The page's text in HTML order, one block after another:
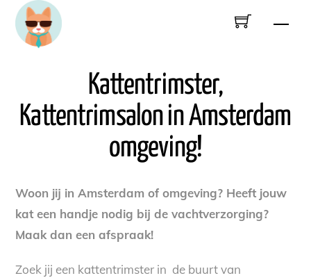
Skip
content
Kattentrimster,
Kattentrimsalon in Amsterdam
omgeving!
Woon jij in Amsterdam of omgeving? Heeft jouw
kat een handje nodig bij de vachtverzorging?
Maak dan een afspraak!
Zoek jij een kattentrimster in de buurt van